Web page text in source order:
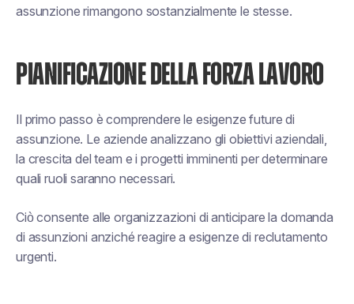
assunzione rimangono sostanzialmente le stesse.
PIANIFICAZIONE DELLA FORZA LAVORO
Il primo passo è comprendere le esigenze future di
assunzione. Le aziende analizzano gli obiettivi aziendali,
la crescita del team e i progetti imminenti per determinare
quali ruoli saranno necessari.
Ciò consente alle organizzazioni di anticipare la domanda
di assunzioni anziché reagire a esigenze di reclutamento
urgenti.